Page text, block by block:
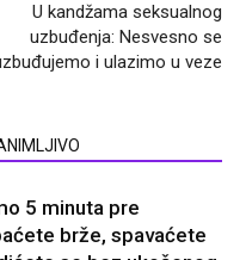
U kandžama seksualnog
uzbuđenja: Nesvesno se
i ulazimo u veze
5 minuta pre
brže, spavaćete